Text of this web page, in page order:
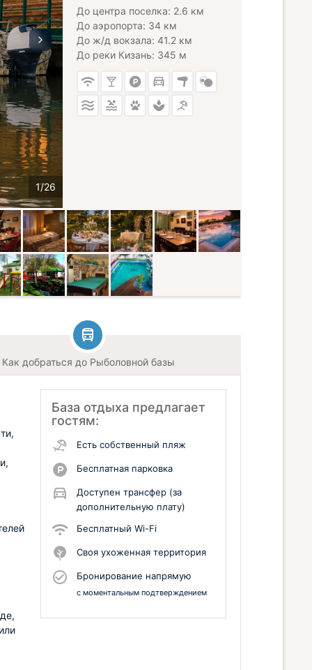
До центра поселка: 2.6 км
До аэропорта: 34 км
До ж/д вокзала: 41.2 км
До реки Кизань: 345 м
Как добраться до Рыболовной базы
База отдыха предлагает
гостям:
Есть собственный пляж
Бесплатная парковка
Доступен трансфер (за
дополнительную плату)
Бесплатный Wi-Fi
Своя ухоженная территория
Бронирование напрямую
с моментальным подтверждением